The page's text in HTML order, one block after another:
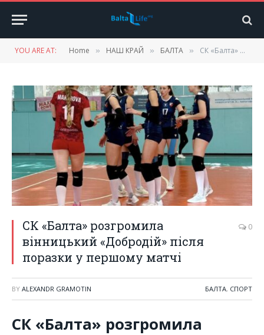
YOU ARE AT: Home » НАШ КРАЙ » БАЛТА » СК «Балта» розгромила вінницький «Добродій» після поразки у першому матчі
СК «Балта» розгромила
вінницький «Добродій» після
поразки у першому матчі
0
BY ALEXANDR GRAMOTIN БАЛТА, СПОРТ
СК «Балта» розгромила